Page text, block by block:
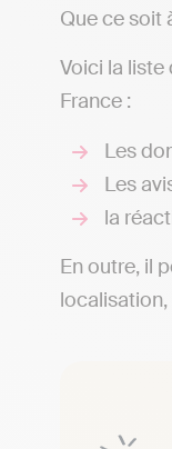
Que ce soit
Voici la
France :
Les
Les
la
En outre, il